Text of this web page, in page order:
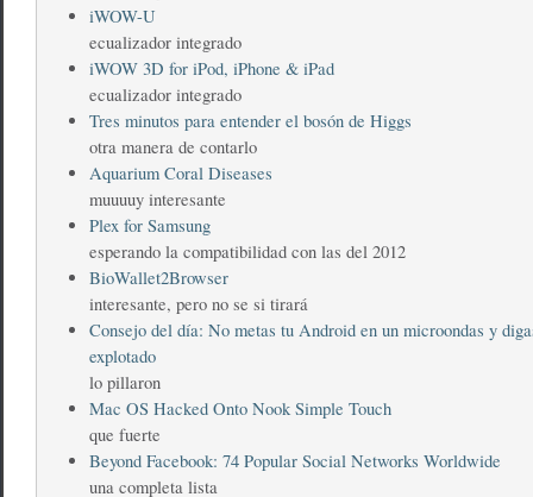
iWOW-U
ecualizador integrado
iWOW 3D for iPod, iPhone & iPad
ecualizador integrado
Tres minutos para entender el bosón de Higgs
otra manera de contarlo
Aquarium Coral Diseases
muuuuy interesante
Plex for Samsung
esperando la compatibilidad con las del 2012
BioWallet2Browser
interesante, pero no se si tirará
Consejo del día: No metas tu Android en un microondas y
explotado
lo pillaron
Mac OS Hacked Onto Nook Simple Touch
que fuerte
Beyond Facebook: 74 Popular Social Networks Worldwide
una completa lista